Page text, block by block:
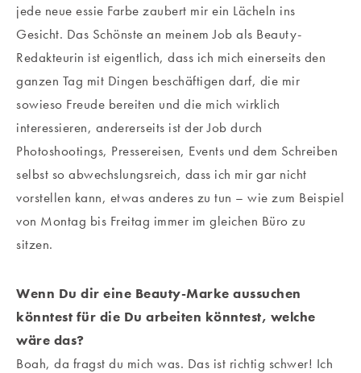
jede neue essie Farbe zaubert mir ein Lächeln ins
Gesicht. Das Schönste an meinem Job als Beauty-
Redakteurin ist eigentlich, dass ich mich einerseits den
ganzen Tag mit Dingen beschäftigen darf, die mir
sowieso Freude bereiten und die mich wirklich
interessieren, andererseits ist der Job durch
Photoshootings, Pressereisen, Events und dem Schreiben
selbst so abwechslungsreich, dass ich mir gar nicht
vorstellen kann, etwas anderes zu tun – wie zum Beispiel
von Montag bis Freitag immer im gleichen Büro zu
sitzen.
Wenn Du dir eine Beauty-Marke aussuchen
könntest für die Du arbeiten könntest, welche
wäre das?
Boah, da fragst du mich was. Das ist richtig schwer! Ich